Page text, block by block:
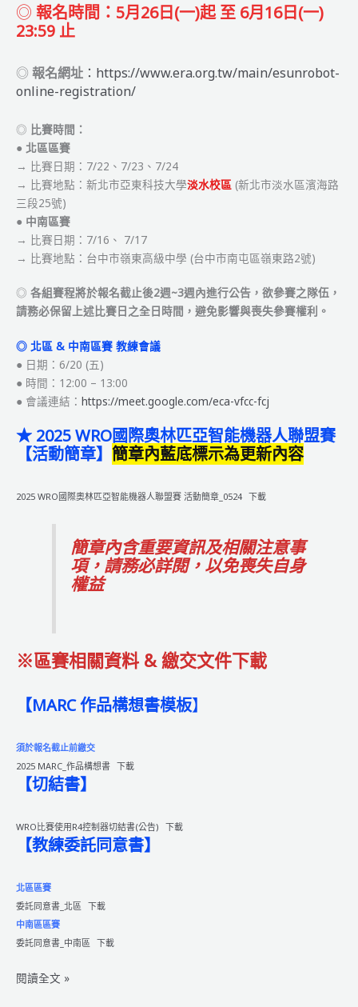
◎ 報名時間：5月26日(一)起 至 6月16日(一)
23:59 止
◎ 報名網址 ：https://www.era.org.tw/main/esunrobot-
online-registration/
◎ 比賽時間：
● 北區區賽
→ 比賽日期：7/22、7/23、7/24
→ 比賽地點：新北市亞東科技大學淡水校區 (新北市淡水區濱海路
三段25號)
● 中南區賽
→ 比賽日期：7/16、 7/17
→ 比賽地點：台中市嶺東高級中學 (台中市南屯區嶺東路2號)
◎ 各組賽程將於報名截止後2週~3週內進行公告，欲參賽之隊伍，
請務必保留上述比賽日之全日時間，避免影響與喪失參賽權利。
◎ 北區 & 中南區賽 教練會議
● 日期：6/20 (五)
● 時間：12:00 – 13:00
● 會議連結： https://meet.google.com/eca-vfcc-fcj
★ 2025 WRO國際奧林匹亞智能機器人聯盟賽
【活動簡章】 簡章內藍底標示為更新內容
2025 WRO國際奧林匹亞智能機器人聯盟賽 活動簡章_0524 下載
簡章內含重要資訊及相關注意事
項，請務必詳閱，以免喪失自身
權益
※區賽相關資料 & 繳交文件下載
【MARC 作品構想書模板】
須於報名截止前繳交
2025 MARC_作品構想書 下載
【切結書】
WRO比賽使用R4控制器切結書(公告) 下載
【教練委託同意書】
北區區賽
委託同意書_北區
下載
中南區區賽
委託同意書_中南區
下載
2025
閱讀全文 »